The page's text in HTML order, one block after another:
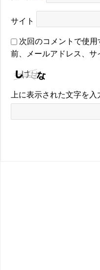
サイト
次回のコメントで使
前、メールアドレス、サ
上に表示された文字を入